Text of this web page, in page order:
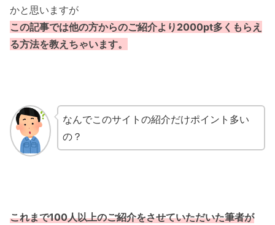
かと思いますが
この記事では他の方からのご紹介より2000pt多くもらえ
る方法を教えちゃいます。
なんでこのサイトの紹介だけポイント多い
の？
これまで100人以上のご紹介をさせていただいた筆者が